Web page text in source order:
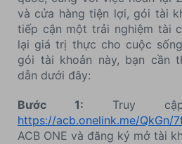
và cửa hàng tiện lợi, gói tài
tiếp cận một trải nghiệm tài
lại giá trị thực cho cuộc
gói tài khoản này, bạn cần
dẫn dưới đây:
Bước 1: Truy
https://acb.onelink.me/QkGn/
ACB ONE và đăng ký mở tài